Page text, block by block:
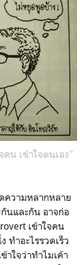
คน เข้าใจตนเอง"
ความหลากหลาย
นและกัน อาจก่อ
เข้าใจคน
ทำอะไรรวดเร็ว
าใจว่าทำไมเค้า